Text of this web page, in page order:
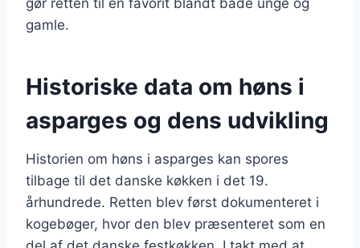
gamle.
Historiske data om høns i
asparges og dens udvikling
Historien om høns i asparges kan spores
tilbage til det danske køkken i det 19.
århundrede. Retten blev først dokumenteret i
kogebøger, hvor den blev præsenteret som en